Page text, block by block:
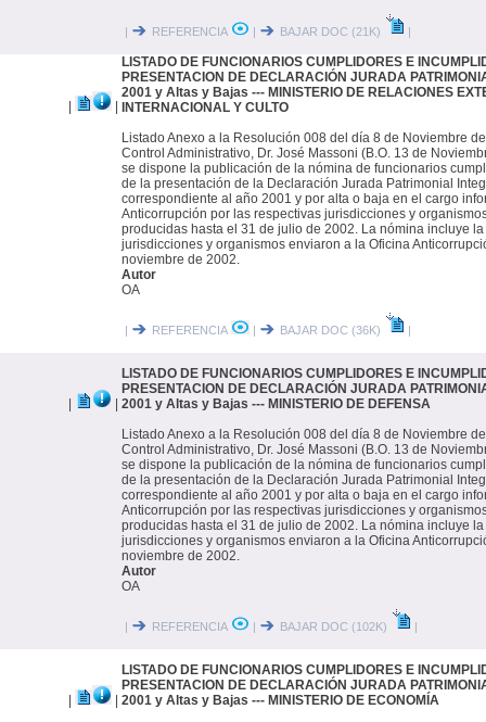
| REFERENCIA | BAJAR DOC (21K) |
LISTADO DE FUNCIONARIOS CUMPLIDORES E
PRESENTACION DE DECLARACIÓN JURADA
2001 y Altas y Bajas --- MINISTERIO DE RELACIONES
INTERNACIONAL Y CULTO
Listado Anexo a la Resolución 008 del día 8 de Noviembre
Control Administrativo, Dr. José Massoni (B.O. 13 de
se dispone la publicación de la nómina de funcionarios
de la presentación de la Declaración Jurada Patrimonial
correspondiente al año 2001 y por alta o baja en el cargo
Anticorrupción por las respectivas jurisdicciones y
producidas hasta el 31 de julio de 2002. La nómina incluye
jurisdicciones y organismos enviaron a la Oficina
noviembre de 2002.
Autor
OA
| REFERENCIA | BAJAR DOC (36K) |
LISTADO DE FUNCIONARIOS CUMPLIDORES E
PRESENTACION DE DECLARACIÓN JURADA
2001 y Altas y Bajas --- MINISTERIO DE DEFENSA
Listado Anexo a la Resolución 008 del día 8 de Noviembre
Control Administrativo, Dr. José Massoni (B.O. 13 de
se dispone la publicación de la nómina de funcionarios
de la presentación de la Declaración Jurada Patrimonial
correspondiente al año 2001 y por alta o baja en el cargo
Anticorrupción por las respectivas jurisdicciones y
producidas hasta el 31 de julio de 2002. La nómina incluye
jurisdicciones y organismos enviaron a la Oficina
noviembre de 2002.
Autor
OA
| REFERENCIA | BAJAR DOC (102K) |
LISTADO DE FUNCIONARIOS CUMPLIDORES E
PRESENTACION DE DECLARACIÓN JURADA
2001 y Altas y Bajas --- MINISTERIO DE ECONOMÍA